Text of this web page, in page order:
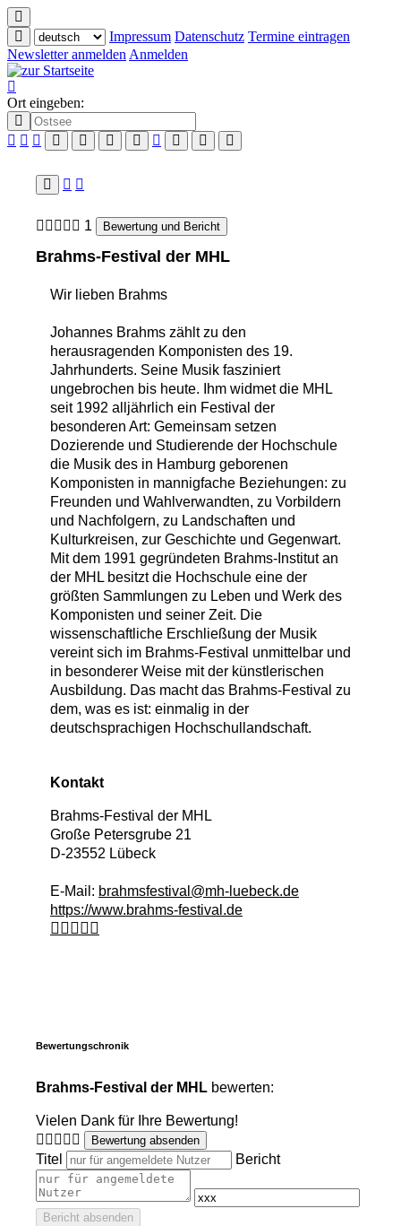
Impressum Datenschutz Termine eintragen
Newsletter anmelden Anmelden
Ort eingeben:
1 Bewertung und Bericht
Brahms-Festival der MHL
Wir lieben Brahms
Johannes Brahms zählt zu den
herausragenden Komponisten des 19.
Jahrhunderts. Seine Musik fasziniert
ungebrochen bis heute. Ihm widmet die MHL
seit 1992 alljährlich ein Festival der
besonderen Art: Gemeinsam setzen
Dozierende und Studierende der Hochschule
die Musik des in Hamburg geborenen
Komponisten in mannigfache Beziehungen: zu
Freunden und Wahlverwandten, zu Vorbildern
und Nachfolgern, zu Landschaften und
Kulturkreisen, zur Geschichte und Gegenwart.
Mit dem 1991 gegründeten Brahms-Institut an
der MHL besitzt die Hochschule eine der
größten Sammlungen zu Leben und Werk des
Komponisten und seiner Zeit. Die
wissenschaftliche Erschließung der Musik
vereint sich im Brahms-Festival unmittelbar und
in besonderer Weise mit der künstlerischen
Ausbildung. Das macht das Brahms-Festival zu
dem, was es ist: einmalig in der
deutschsprachigen Hochschullandschaft.
Kontakt
Brahms-Festival der MHL
Große Petersgrube 21
D-23552 Lübeck
E-Mail: brahmsfestival@mh-luebeck.de
https://www.brahms-festival.de
Bewertungschronik
Brahms-Festival der MHL bewerten:
Vielen Dank für Ihre Bewertung!
Bewertung absenden
Titel Bericht
Bericht absenden